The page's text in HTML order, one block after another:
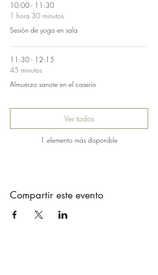
10:00 - 11:30
1 hora 30 minutos
Sesión de yoga en sala
11:30 - 12:15
45 minutos
Almuerzo sanote en el caserío
1 elemento más disponible
Ver todos
Compartir este evento